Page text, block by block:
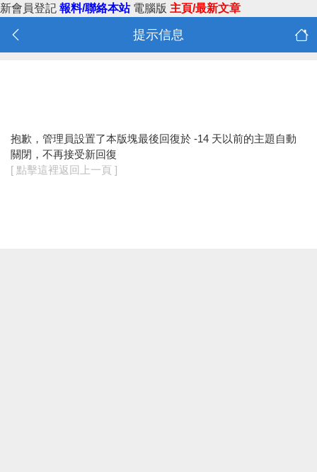
新會員登記 報料/聯絡本站 電腦版 主頁/最新文章
提示信息
抱歉，管理員設置了本版塊最後回復於 -14 天以前的主題自動
關閉，不再接受新回復
[ 點擊這裡返回上一頁 ]